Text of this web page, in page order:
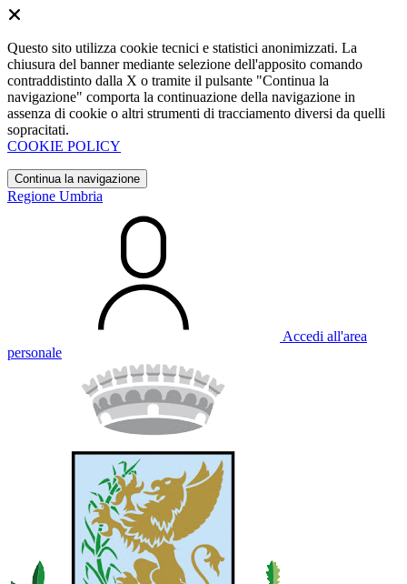
Questo sito utilizza cookie tecnici e statistici anonimizzati. La
chiusura del banner mediante selezione dell'apposito comando
contraddistinto dalla X o tramite il pulsante "Continua la
navigazione" comporta la continuazione della navigazione in
assenza di cookie o altri strumenti di tracciamento diversi da quelli
sopracitati.
COOKIE POLICY
Continua la navigazione
Regione Umbria
Accedi all'area
personale